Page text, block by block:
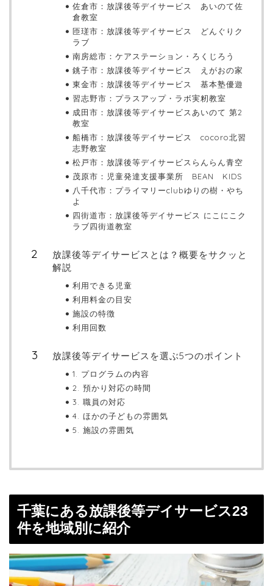
佐倉市：放課後等デイサービス あいのて佐
倉教室
匝瑳市：放課後等デイサービス どんぐりク
ラブ
南房総市：ケアステーション・ろくじろう
銚子市：放課後等デイサービス えがおの家
東金市：放課後等デイサービス 基本塾優遊
習志野市：プラスアップ・ラボ実籾教室
成田市：放課後等デイサービスあいのて 第2
教室
船橋市：放課後等デイサービス cocoro北習
志野教室
松戸市：放課後等デイサービスらんらん青空
茂原市：児童発達支援事業所 BEAN KIDS
八千代市：プライマリーclubゆりの樹・やち
よ
四街道市：放課後等デイサービス にこにこク
ラブ四街道教室
放課後等デイサービスとは？概要をサクッと
解説
利用できる児童
利用料金の目安
施設の特徴
利用回数
放課後等デイサービスを選ぶ5つのポイント
1. プログラムの内容
2. 預かり対応の時間
3. 職員の対応
4. ほかの子どもの雰囲気
5. 施設の雰囲気
千葉にある放課後等デイサービス23
件を地域別に紹介